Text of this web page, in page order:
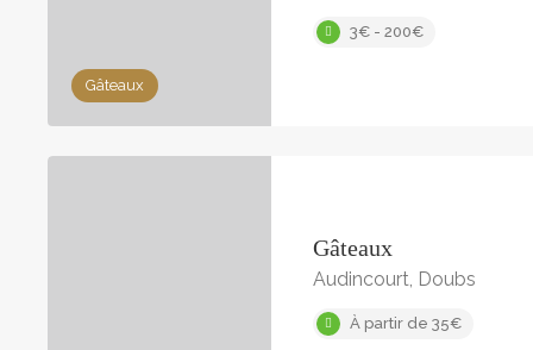
Gâteaux
3€ - 200€
Gâteaux
Audincourt, Doubs
À partir de 35€